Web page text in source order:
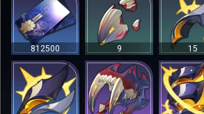
812500 9 15